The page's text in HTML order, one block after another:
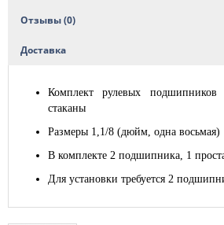
Отзывы (0)
Доставка
Комплект рулевых подшипников
стаканы
Размеры 1,1/8 (дюйм, одна восьмая)
В комплекте 2 подшипника, 1
Для установки требуется 2